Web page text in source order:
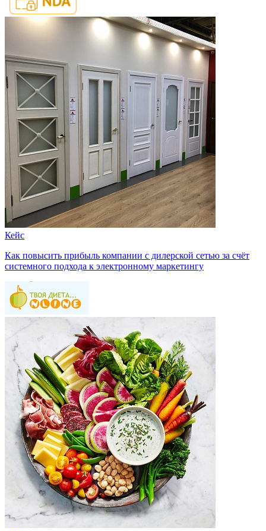
Кейс
Как повысить прибыль компании с дилерской сетью за счёт
системного подхода к электронному маркетингу